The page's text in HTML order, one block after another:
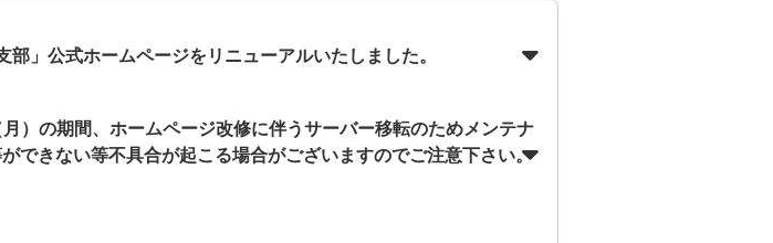
」公式ホームページをリニューアルいたしました。
）の期間、ホームページ改修に伴うサーバー移転のためメンテナ
できない等不具合が起こる場合がございますのでご注意下さい。